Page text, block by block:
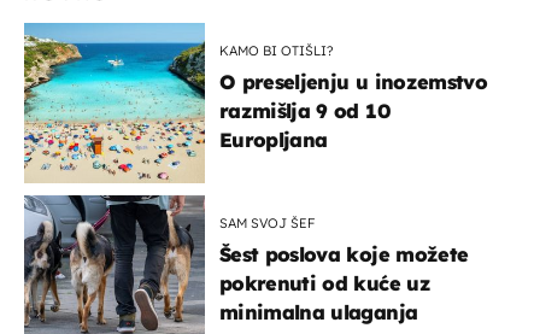
KAMO BI OTIŠLI?
O preseljenju u inozemstvo
razmišlja 9 od 10
Europljana
SAM SVOJ ŠEF
Šest poslova koje možete
pokrenuti od kuće uz
minimalna ulaganja